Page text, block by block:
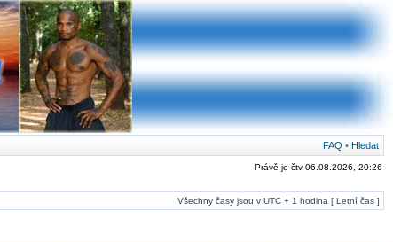
FAQ • Hledat
Právě je čtv 06.08.2026, 20:26
Všechny časy jsou v UTC + 1 hodina [ Letní čas ]